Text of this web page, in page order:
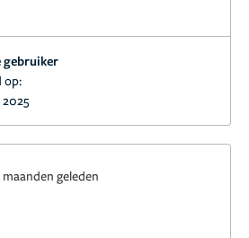
voelde ik mij serieus
wensen te luisteren en kijkt
en professioneel naar wat het
en uitstraling past. Er wordt
is de deskundigheid en precisie
gebruiker
op:
geleden